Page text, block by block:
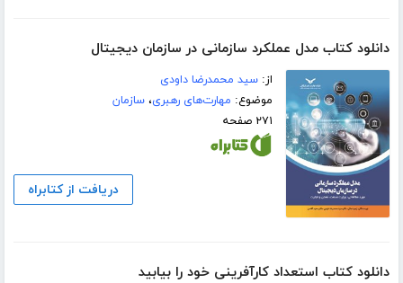
دانلود کتاب مدل عملکرد سازمانی در سازمان دیجیتال
از:سید محمدرضا داودی
موضوع: مهارت‌های رهبری،سازمان
۲۷۱ صفحه
دریافت از کتابراه
دانلود کتاب استعداد کارآفرینی خود را بیابید